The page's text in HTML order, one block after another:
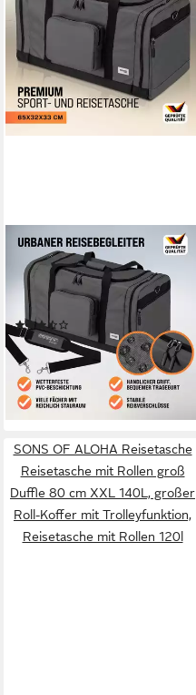
MONZANA
Reisetasche (1-tlg), 90L
70x35x35cm Weekender
Duffle Bag Sporttasche
(41)
26,95 €
lieferbar - in 3-4 Werktagen bei dir
SONS OF ALOHA Reisetasche
Reisetasche mit Rollen groß
Duffle 80 cm XXL 140L, großer
Roll-Koffer mit Trolleyfunktion,
Reisetasche mit Rollen 120l